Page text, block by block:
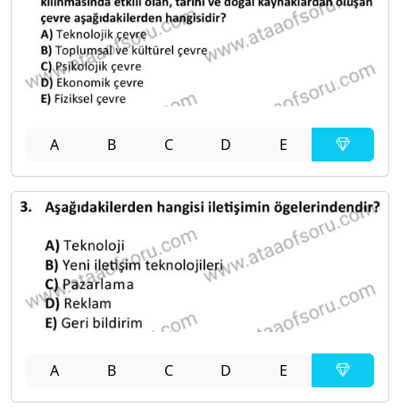
A B C D E
A B C D E